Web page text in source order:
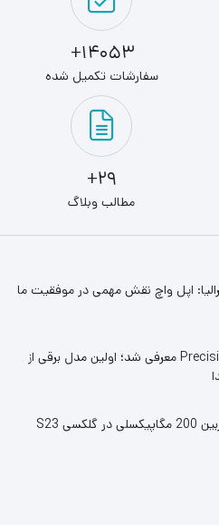
OVP, UVP,
14053+
سفارشات تکمیل شده
29+
مطالب وبلاگ
اپل واچ نقش مهمی در موفقیت ما
کانسپت آکیورا Precision EV معرفی شد؛ اولین مدل برقی از
احتمال استفاده از دوربین 200 مگاپیکسلی در گلکسی S23